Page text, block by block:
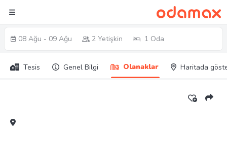
08 Ağu - 09 Ağu 2 Yetişkin 1 Oda
Tesis Genel Bilgi Olanaklar Haritada